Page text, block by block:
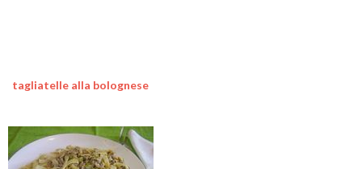
tagliatelle alla bolognese